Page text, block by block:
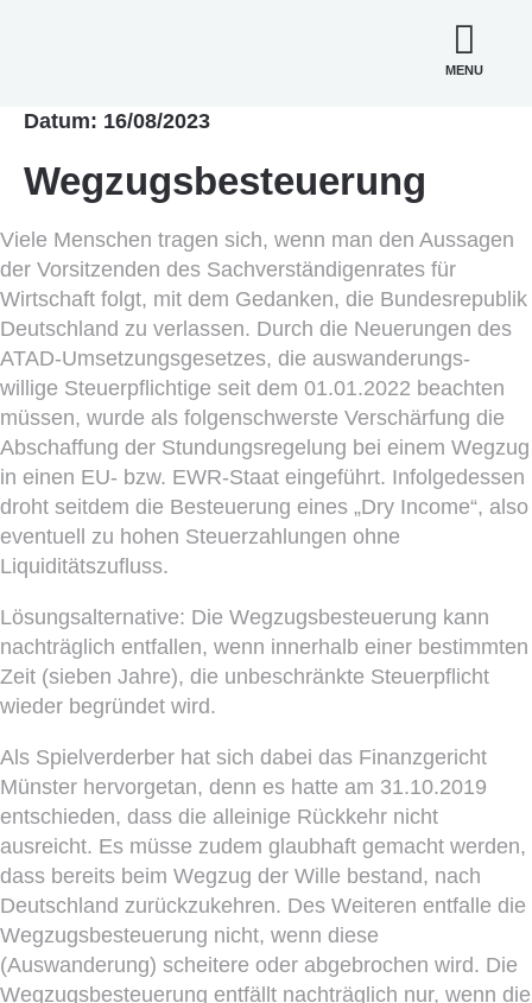
MENU
Datum: 16/08/2023
Wegzugsbesteuerung
Viele Menschen tragen sich, wenn man den Aussagen
der Vorsitzenden des Sachverständigenrates für
Wirtschaft folgt, mit dem Gedanken, die Bundesrepublik
Deutschland zu verlassen. Durch die Neuerungen des
ATAD-Umsetzungsgesetzes, die auswanderungs-
willige Steuerpflichtige seit dem 01.01.2022 beachten
müssen, wurde als folgenschwerste Verschärfung die
Abschaffung der Stundungsregelung bei einem Wegzug
in einen EU- bzw. EWR-Staat eingeführt. Infolgedessen
droht seitdem die Besteuerung eines „Dry Income“, also
eventuell zu hohen Steuerzahlungen ohne
Liquiditätszufluss.
Lösungsalternative: Die Wegzugsbesteuerung kann
nachträglich entfallen, wenn innerhalb einer bestimmten
Zeit (sieben Jahre), die unbeschränkte Steuerpflicht
wieder begründet wird.
Als Spielverderber hat sich dabei das Finanzgericht
Münster hervorgetan, denn es hatte am 31.10.2019
entschieden, dass die alleinige Rückkehr nicht
ausreicht. Es müsse zudem glaubhaft gemacht werden,
dass bereits beim Wegzug der Wille bestand, nach
Deutschland zurückzukehren. Des Weiteren entfalle die
Wegzugsbesteuerung nicht, wenn diese
(Auswanderung) scheitere oder abgebrochen wird. Die
Wegzugsbesteuerung entfällt nachträglich nur, wenn die